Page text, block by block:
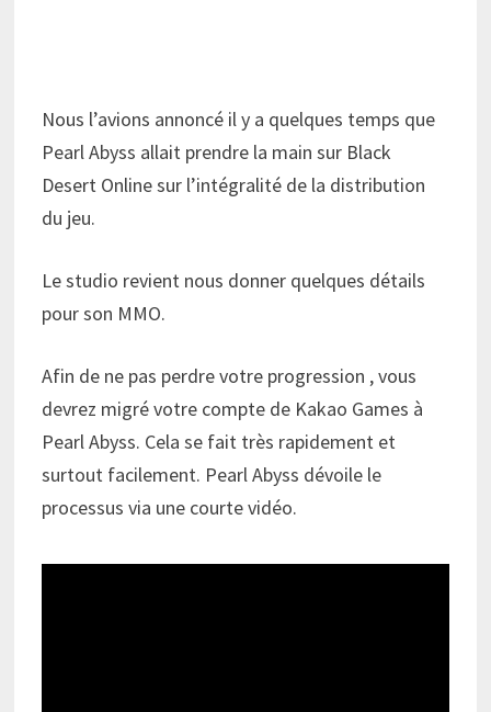
Nous l’avions annoncé il y a quelques temps que
Pearl Abyss allait prendre la main sur Black
Desert Online sur l’intégralité de la distribution
du jeu.
Le studio revient nous donner quelques détails
pour son MMO.
Afin de ne pas perdre votre progression , vous
devrez migré votre compte de Kakao Games à
Pearl Abyss. Cela se fait très rapidement et
surtout facilement. Pearl Abyss dévoile le
processus via une courte vidéo.